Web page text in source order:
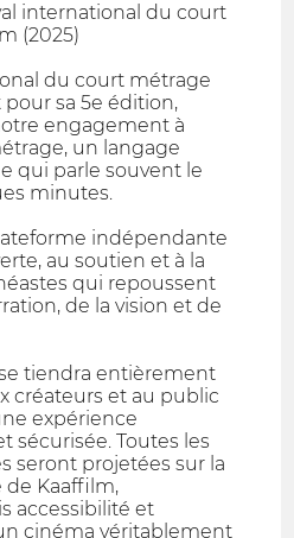
international du court
(2025)
du court métrage
sa 5e édition,
engagement à
un langage
qui parle souvent le
minutes.
indépendante
au soutien et à la
qui repoussent
de la vision et de
se tiendra entièrement
créateurs et au public
expérience
sécurisée. Toutes les
seront projetées sur la
Kaaffilm,
accessibilité et
cinéma véritablement